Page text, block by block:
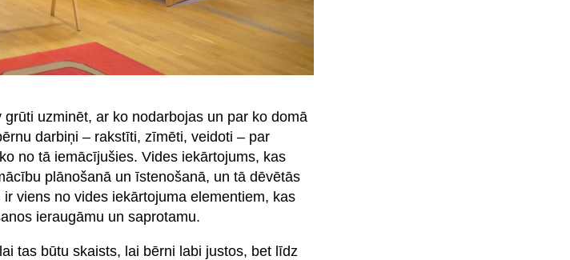
uzminēt, ar ko nodarbojas un par ko domā
darbiņi – rakstīti, zīmēti, veidoti – par
no tā iemācījušies. Vides iekārtojums, kas
plānošanā un īstenošanā, un tā dēvētās
viens no vides iekārtojuma elementiem, kas
ieraugāmu un saprotamu.
tas būtu skaists, lai bērni labi justos, bet līdz